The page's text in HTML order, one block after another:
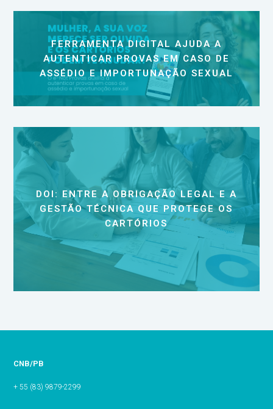
FERRAMENTA DIGITAL AJUDA A
AUTENTICAR PROVAS EM CASO DE
ASSÉDIO E IMPORTUNAÇÃO SEXUAL
DOI: ENTRE A OBRIGAÇÃO LEGAL E A
GESTÃO TÉCNICA QUE PROTEGE OS
CARTÓRIOS
CNB/PB
+ 55 (83) 9879-2299